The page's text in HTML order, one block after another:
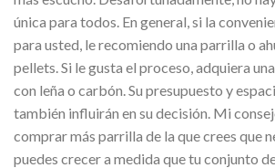
única para todos. En general, si la
para usted, le recomiendo una parrilla o
pellets. Si le gusta el proceso, adquiera
con leña o carbón. Su presupuesto y
también influirán en su decisión. Mi
comprar más parrilla de la que crees que
puedes crecer a medida que tu conjunto